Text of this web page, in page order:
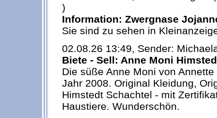
)
Information: Zwergnase
Sie sind zu sehen in
02.08.26 13:49, Sender:
Biete - Sell: Anne Moni
Die süße Anne Moni von
Jahr 2008. Original Kleidung,
Himstedt Schachtel - mit
Haustiere. Wunderschön.